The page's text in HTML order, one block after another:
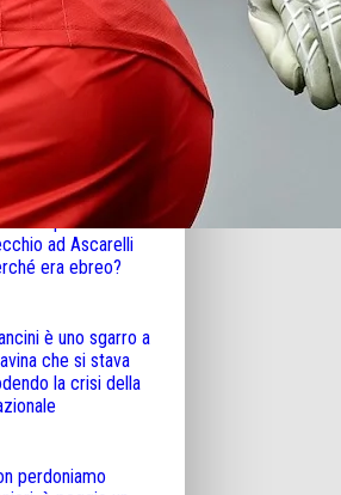
De Laurentiis
di Napoli:
i napoletani a
per le
Cerco le
non vuole
piazzale
ad Ascarelli
era ebreo?
è uno sgarro a
che si stava
la crisi della
perdoniamo